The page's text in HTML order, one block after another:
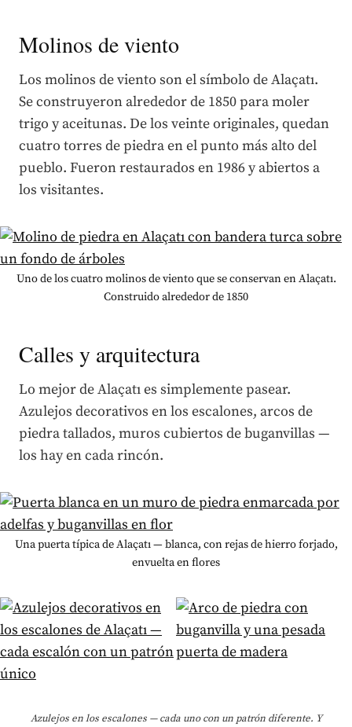
Molinos de viento
Los molinos de viento son el símbolo de Alaçatı.
Se construyeron alrededor de 1850 para moler
trigo y aceitunas. De los veinte originales, quedan
cuatro torres de piedra en el punto más alto del
pueblo. Fueron restaurados en 1986 y abiertos a
los visitantes.
Uno de los cuatro molinos de viento que se conservan en Alaçatı.
Construido alrededor de 1850
Calles y arquitectura
Lo mejor de Alaçatı es simplemente pasear.
Azulejos decorativos en los escalones, arcos de
piedra tallados, muros cubiertos de buganvillas —
los hay en cada rincón.
Una puerta típica de Alaçatı — blanca, con rejas de hierro forjado,
envuelta en flores
Azulejos en los escalones — cada uno con un patrón diferente. Y